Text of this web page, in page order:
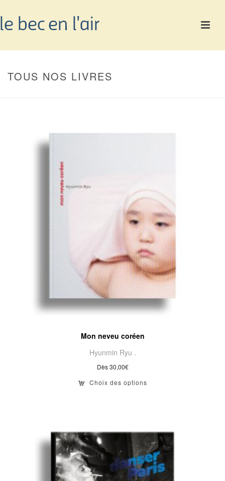
TOUS NOS LIVRES
Mon neveu coréen
Hyunmin Ryu .
Dès30,00€
Choix des options